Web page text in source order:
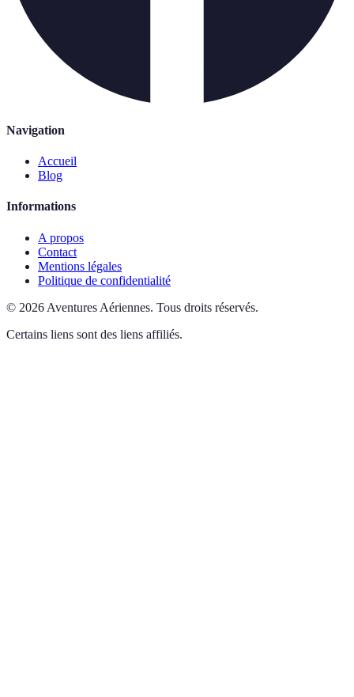
Navigation
Accueil
Blog
Informations
A propos
Contact
Mentions légales
Politique de confidentialité
© 2026 Aventures Aériennes. Tous droits réservés.
Certains liens sont des liens affiliés.